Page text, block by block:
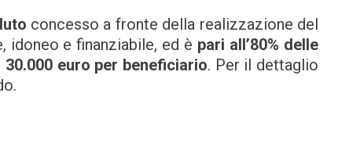
concesso a fronte della realizzazione del
e finanziabile, ed è pari all’80% delle
euro per beneficiario. Per il dettaglio